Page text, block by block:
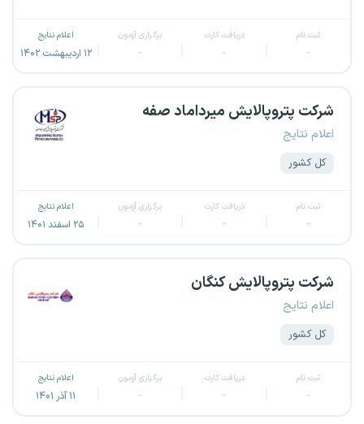
ثبت نام
-
دریافت کارت
-
برگزاری آزمون
-
اعلام نتایج
۱۲ اردیبهشت ۱۴۰۲
شرکت پتروپالایش میرداماد‌ صفه
اعلام نتایج
کل کشور
ثبت نام
-
دریافت کارت
-
برگزاری آزمون
-
اعلام نتایج
۲۵ اسفند ۱۴۰۱
شرکت پتروپالایش کنگان
اعلام نتایج
کل کشور
ثبت نام
-
دریافت کارت
-
برگزاری آزمون
-
اعلام نتایج
۱۱ آذر ۱۴۰۱